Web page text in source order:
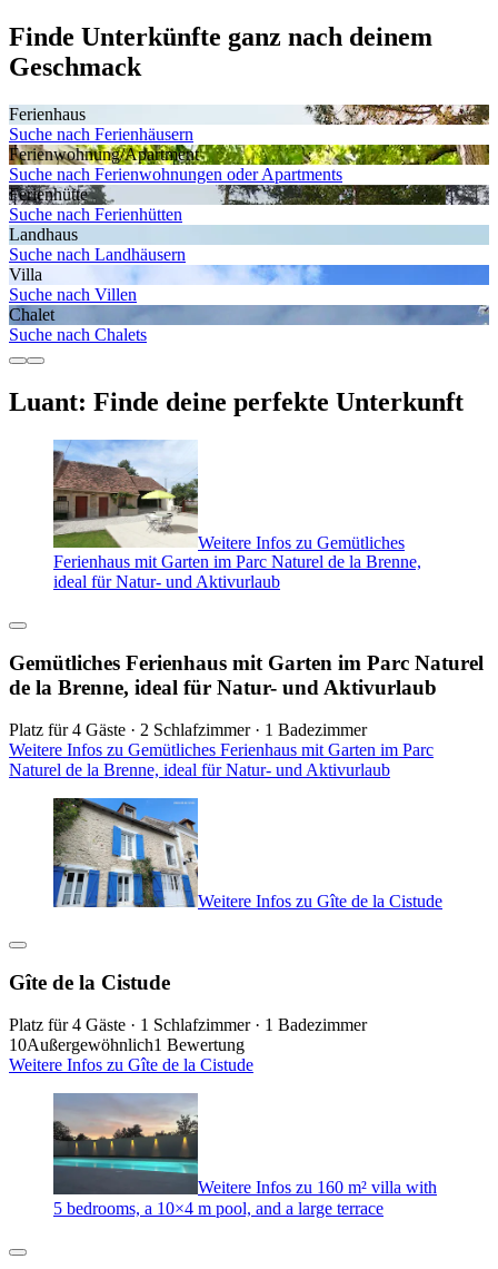
Finde Unterkünfte ganz nach deinem
Geschmack
Ferienhaus
Suche nach Ferienhäusern
Ferienwohnung/Apartment
Suche nach Ferienwohnungen oder Apartments
Ferienhütte
Suche nach Ferienhütten
Landhaus
Suche nach Landhäusern
Villa
Suche nach Villen
Chalet
Suche nach Chalets
Luant: Finde deine perfekte Unterkunft
Weitere Infos zu Gemütliches
Ferienhaus mit Garten im Parc Naturel de la Brenne,
ideal für Natur- und Aktivurlaub
Gemütliches Ferienhaus mit Garten im Parc Naturel
de la Brenne, ideal für Natur- und Aktivurlaub
Platz für 4 Gäste · 2 Schlafzimmer · 1 Badezimmer
Weitere Infos zu Gemütliches Ferienhaus mit Garten im Parc
Naturel de la Brenne, ideal für Natur- und Aktivurlaub
Weitere Infos zu Gîte de la Cistude
Gîte de la Cistude
Platz für 4 Gäste · 1 Schlafzimmer · 1 Badezimmer
10Außergewöhnlich1 Bewertung
Weitere Infos zu Gîte de la Cistude
Weitere Infos zu 160 m² villa with
5 bedrooms, a 10×4 m pool, and a large terrace